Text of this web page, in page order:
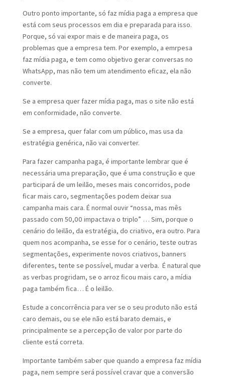
Outro ponto importante, só faz mídia paga a empresa que
está com seus processos em dia e preparada para isso.
Porque, só vai expor mais e de maneira paga, os
problemas que a empresa tem. Por exemplo, a emrpesa
faz mídia paga, e tem como objetivo gerar conversas no
WhatsApp, mas não tem um atendimento eficaz, ela não
converte.
Se a empresa quer fazer mídia paga, mas o site não está
em conformidade, não converte.
Se a empresa, quer falar com um público, mas usa da
estratégia genérica, não vai converter.
Para fazer campanha paga, é importante lembrar que é
necessária uma preparação, que é uma construção e que
participará de um leilão, meses mais concorridos, pode
ficar mais caro, segmentações podem deixar sua
campanha mais cara. É normal ouvir “nossa, mas mês
passado com 50,00 impactava o triplo” … Sim, porque o
cenário do leilão, da estratégia, do criativo, era outro. Para
quem nos acompanha, se esse for o cenário, teste outras
segmentações, experimente novos criativos, banners
diferentes, tente se possível, mudar a verba. É natural que
as verbas progridam, se o arroz ficou mais caro, a mídia
paga também fica… É o leilão.
Estude a concorrência para ver se o seu produto não está
caro demais, ou se ele não está barato demais, e
principalmente se a percepção de valor por parte do
cliente está correta.
Importante também saber que quando a empresa faz mídia
paga, nem sempre será possível cravar que a conversão